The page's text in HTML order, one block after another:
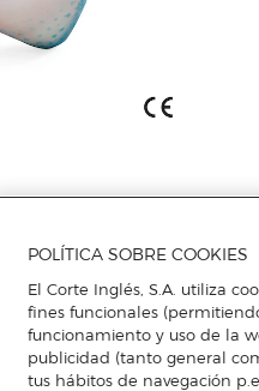
POLÍTICA SOBRE COOKIES
El Corte Inglés, S.A. utiliza
fines funcionales
funcionamiento y uso de la
publicidad (tanto general
tus hábitos de navegación